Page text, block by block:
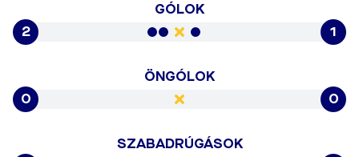
GÓLOK
2
1
ÖNGÓLOK
0
0
SZABADRÚGÁSOK